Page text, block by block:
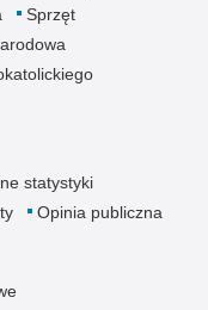
Sprzęt
statystyki
Opinia publiczna